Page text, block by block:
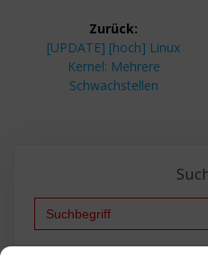
Zurück:
Vorheriger
Beitrag:
[UPDATE] [hoch] Linux
Kernel: Mehrere
Schwachstellen